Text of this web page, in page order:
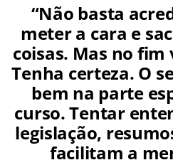
“Não basta
meter a cara e
coisas. Mas no
Tenha certeza. O
bem na parte
curso. Tentar
legislação,
facilitam a